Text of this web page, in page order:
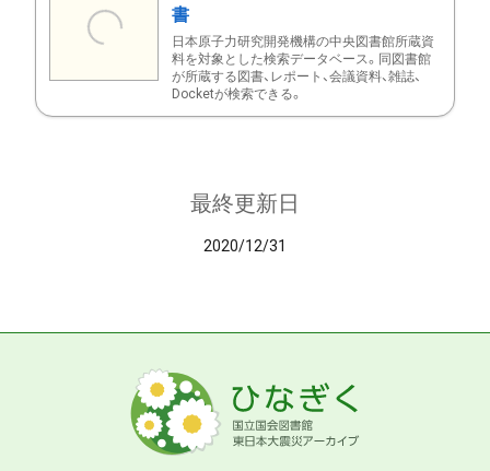
書
日本原子力研究開発機構の中央図書館所蔵資
料を対象とした検索データベース。同図書館
が所蔵する図書、レポート、会議資料、雑誌、
Docketが検索できる。
最終更新日
2020/12/31